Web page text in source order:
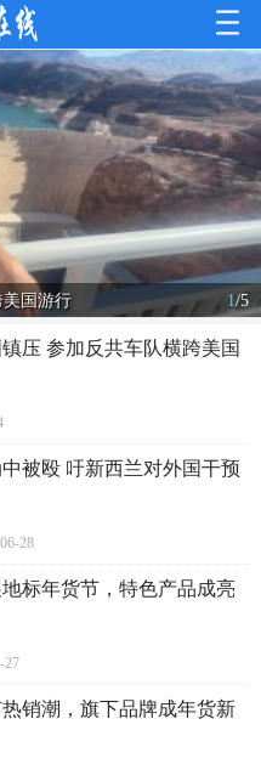
国游行 1/5
压 参加反共车队横跨美国
被殴 吁新西兰对外国干预
28
标年货节，特色产品成亮
27
销潮，旗下品牌成年货新